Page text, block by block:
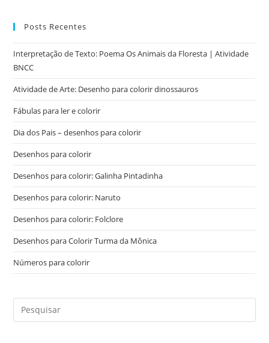
Posts Recentes
Interpretação de Texto: Poema Os Animais da Floresta | Atividade
BNCC
Atividade de Arte: Desenho para colorir dinossauros
Fábulas para ler e colorir
Dia dos Pais – desenhos para colorir
Desenhos para colorir
Desenhos para colorir: Galinha Pintadinha
Desenhos para colorir: Naruto
Desenhos para colorir: Folclore
Desenhos para Colorir Turma da Mônica
Números para colorir